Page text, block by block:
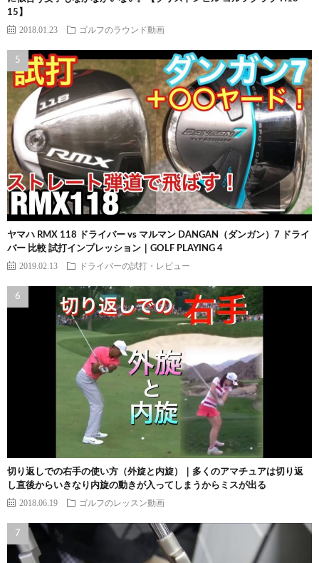
15】
2018.01.23 ゴルフのラウンド動画
ヤマハ RMX 118 ドライバー vs マルマン DANGAN（ダンガン）7 ドライ
バー 比較 試打インプレッション｜GOLF PLAYING 4
2019.02.13 ドライバーの試打・レビュー
切り返しでの右手の使い方（外旋と内旋）｜多くのアマチュアは切り返
し直後からいきなり内旋の動きが入ってしまうからミスが出る
2018.06.19 ゴルフのレッスン動画